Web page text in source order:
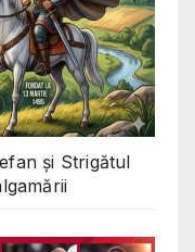
și Strigătul